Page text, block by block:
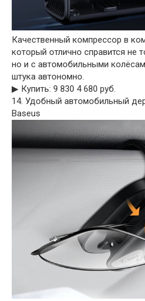
Качественный компрессор в
который отлично справится не
но и с автомобильными
штука автономно.
▶︎ Купить: 9 830 4 680 руб.
14. Удобный автомобильный
Baseus